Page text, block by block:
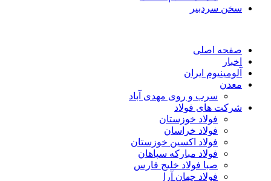
سخن سردبیر
صفحه اصلی
اخبار
آلومینیوم ایران
معدن
سرب و روی مهدی آباد
شرکت های فولاد
فولاد خوزستان
فولاد خراسان
فولاد اکسین خوزستان
فولاد مبارکه سپاهان
صبا فولاد خلیج فارس
فولاد جهان آرا